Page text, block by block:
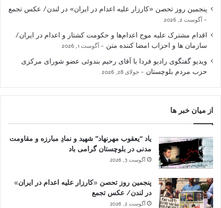
پنجمین روز تحصن «کارزار علیه اعدام در ایران» در لندن/ عکس تجمع
آگوست 2, 2026
اقدام مشترک علیه موج اعدام‌ها و حکومت کشتار و اعدام در ایران/
سازمان ها و احزاب امضا کننده متن
آگوست 1, 2026
ویدیو گفتگوی رادیو فردا با آقای رحیم بندوئی عضو شورای مرکزی
حزب مردم بلوچستان
جولای 28, 2026
از میان خبر ها
یاد “یعقوب مهرنهاد” شهید و نمادِ مبارزه و مقاومت
مدنی در بلوچستان گرامی باد
آگوست 3, 2026
پنجمین روز تحصن «کارزار علیه اعدام در ایران»
در لندن/ عکس تجمع
آگوست 2, 2026